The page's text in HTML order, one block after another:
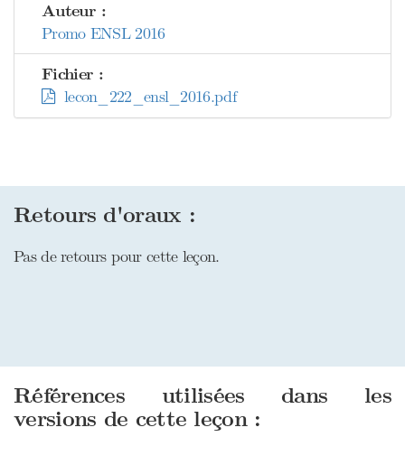
Auteur :
Promo ENSL 2016
Fichier :
lecon_222_ensl_2016.pdf
Retours d'oraux :
Pas de retours pour cette leçon.
Références utilisées dans les
versions de cette leçon :